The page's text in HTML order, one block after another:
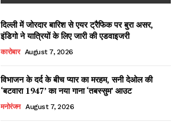
दिल्ली में जोरदार बारिश से एयर ट्रैफिक पर बुरा असर,
इंडिगो ने यात्रियों के लिए जारी की एडवाइजरी
कारोबार August 7, 2026
विभाजन के दर्द के बीच प्यार का मरहम, सनी देओल की
‘बटवारा 1947’ का नया गाना ‘तबस्सुम’ आउट
मनोरंजन August 7, 2026